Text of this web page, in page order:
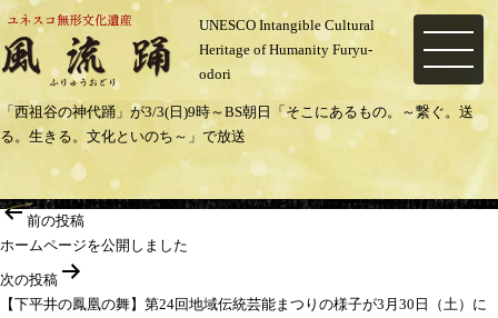
UNESCO Intangible Cultural
Heritage of Humanity Furyu-
odori
「西祖谷の神代踊」が3/3(日)9時～BS朝日「そこにあるもの。～繋ぐ。送
る。生きる。文化といのち～」で放送
投
ビ
ゲ
前の投稿
ホームページを公開しました
次の投稿
【下平井の鳳凰の舞】第24回地域伝統芸能まつりの様子が3月30日（土）に